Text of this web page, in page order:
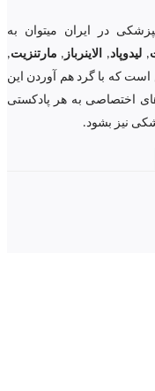
در ایران میتوان به
, لیدوپاد, الاینرباز , مارتنزیت,
است که با گرد هم آوردن این
اختصاصی به هر پادکستی
نیز بشود.